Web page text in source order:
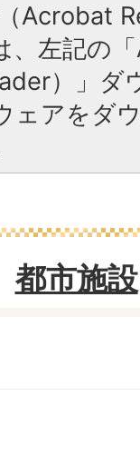
Acrobat
、左記の
）」ダ
ェアをダ
都市施設